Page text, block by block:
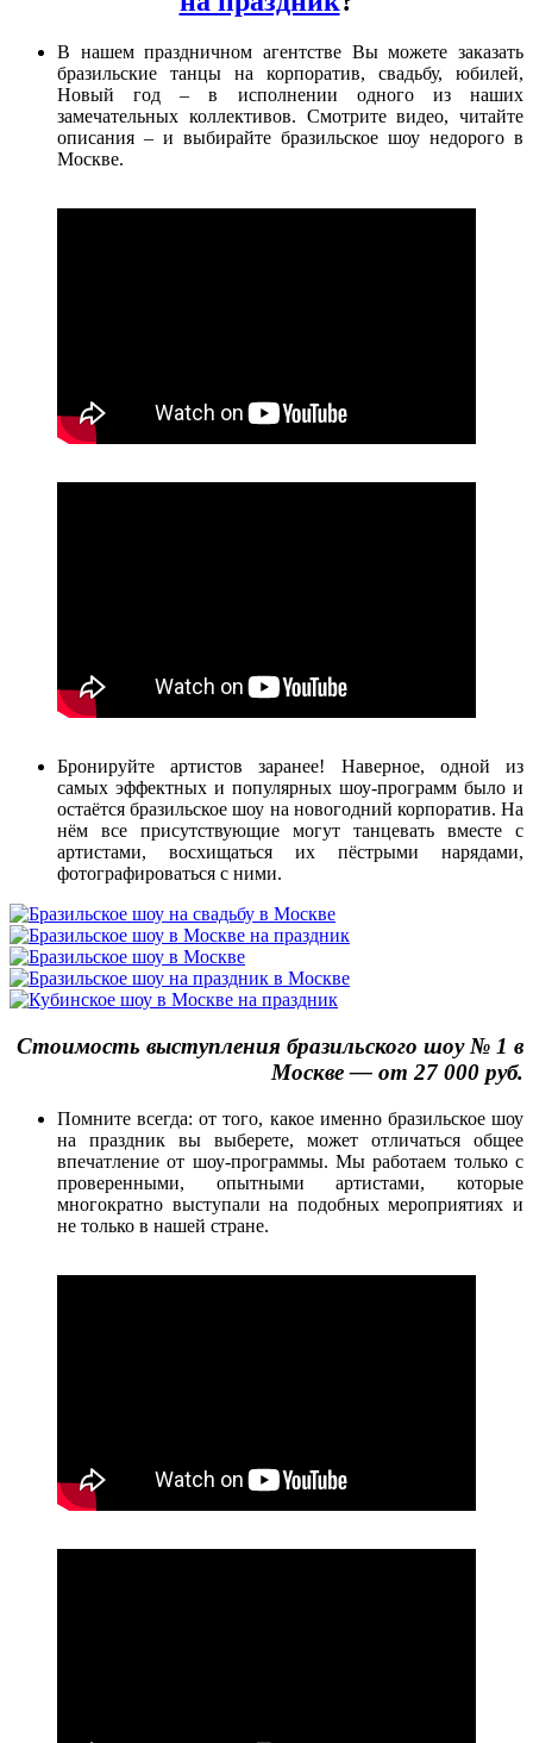
В нашем праздничном агентстве Вы можете заказать
бразильские танцы на корпоратив, свадьбу, юбилей,
Новый год – в исполнении одного из наших
замечательных коллективов. Смотрите видео, читайте
описания – и выбирайте бразильское шоу недорого в
Москве.
Бронируйте артистов заранее! Наверное, одной из
самых эффектных и популярных шоу-программ было и
остаётся бразильское шоу на новогодний корпоратив. На
нём все присутствующие могут танцевать вместе с
артистами, восхищаться их пёстрыми нарядами,
фотографироваться с ними.
Стоимость выступления бразильского шоу № 1 в
Москве — от 27 000 руб.
Помните всегда: от того, какое именно бразильское шоу
на праздник вы выберете, может отличаться общее
впечатление от шоу-программы. Мы работаем только с
проверенными, опытными артистами, которые
многократно выступали на подобных мероприятиях и
не только в нашей стране.